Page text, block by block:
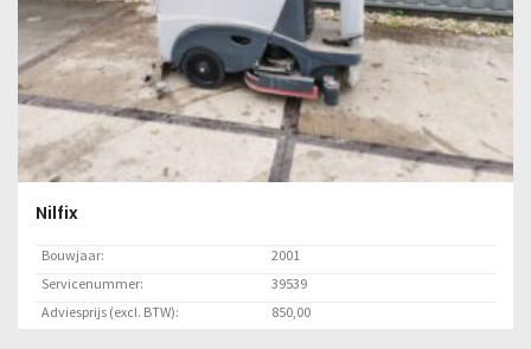
Nilfix
Bouwjaar:
2001
Servicenummer:
39539
Adviesprijs (excl. BTW):
850,00